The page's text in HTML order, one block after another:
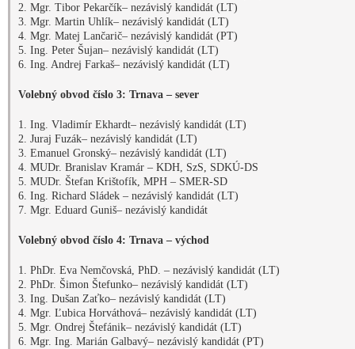
2. Mgr. Tibor Pekarčík– nezávislý kandidát (LT)
3. Mgr. Martin Uhlík– nezávislý kandidát (LT)
4. Mgr. Matej Lančarič– nezávislý kandidát (PT)
5. Ing. Peter Šujan– nezávislý kandidát (LT)
6. Ing. Andrej Farkaš– nezávislý kandidát (LT)
Volebný obvod číslo 3: Trnava – sever
1. Ing. Vladimír Ekhardt– nezávislý kandidát (LT)
2. Juraj Fuzák– nezávislý kandidát (LT)
3. Emanuel Gronský– nezávislý kandidát (LT)
4. MUDr. Branislav Kramár – KDH, SzS, SDKÚ-DS
5. MUDr. Štefan Krištofík, MPH – SMER-SD
6. Ing. Richard Sládek – nezávislý kandidát (LT)
7. Mgr. Eduard Guniš– nezávislý kandidát
Volebný obvod číslo 4: Trnava – východ
1. PhDr. Eva Nemčovská, PhD. – nezávislý kandidát (LT)
2. PhDr. Šimon Štefunko– nezávislý kandidát (LT)
3. Ing. Dušan Zaťko– nezávislý kandidát (LT)
4. Mgr. Ľubica Horváthová– nezávislý kandidát (LT)
5. Mgr. Ondrej Štefánik– nezávislý kandidát (LT)
6. Mgr. Ing. Marián Galbavý– nezávislý kandidát (PT)